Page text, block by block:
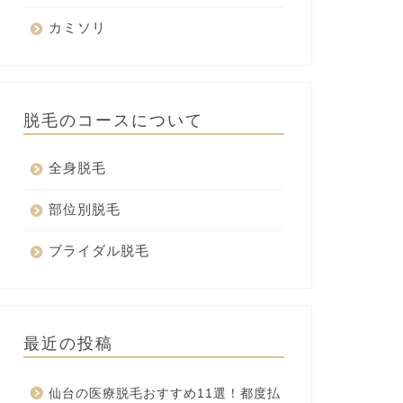
カミソリ
脱毛のコースについて
全身脱毛
部位別脱毛
ブライダル脱毛
最近の投稿
仙台の医療脱毛おすすめ11選！都度払